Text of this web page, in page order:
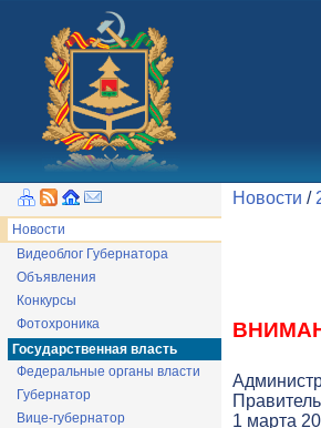
Новости
Видеоблог Губернатора
Объявления
Конкурсы
Фотохроника
Государственная власть
Федеральные органы власти
Губернатор
Вице-губернатор
Новости /
1 марта